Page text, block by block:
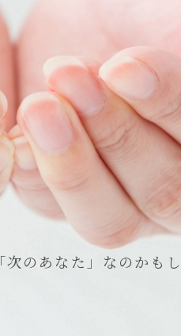
「次のあなた」なのかも